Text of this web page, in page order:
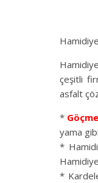
Hamidiye
çeşitli
asfalt
*
yama
*
*